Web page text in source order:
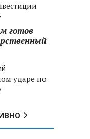
готов
ударе по